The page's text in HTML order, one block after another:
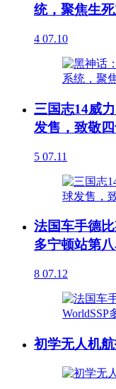
统，聚焦生
4 07.10
三国志14威
发售，致敬
5 07.11
法国车手德
多宁顿站第
8 07.12
初学无人机